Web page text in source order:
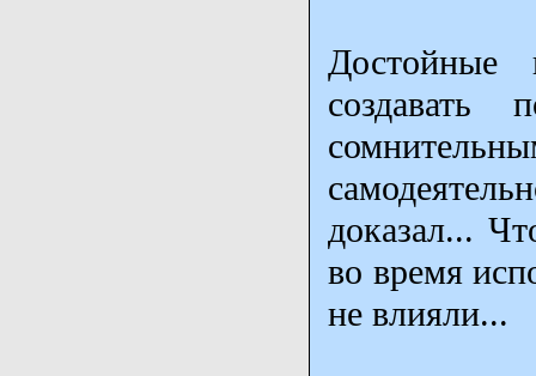
Достойные
создавать
доказал...
во время
не влияли...